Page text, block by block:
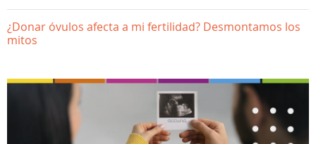
¿Donar óvulos afecta a mi fertilidad? Desmontamos los
mitos